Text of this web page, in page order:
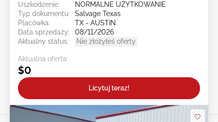
Uszkodzenie:
NORMALNE UŻYTKOWANIE
Typ dokumentu:
Salvage Texas
Placówka:
TX - AUSTIN
Data sprzedaży:
08/11/2026
Aktualny status:
Nie złożyłeś oferty
Aktualna oferta:
$0
Licytuj teraz!